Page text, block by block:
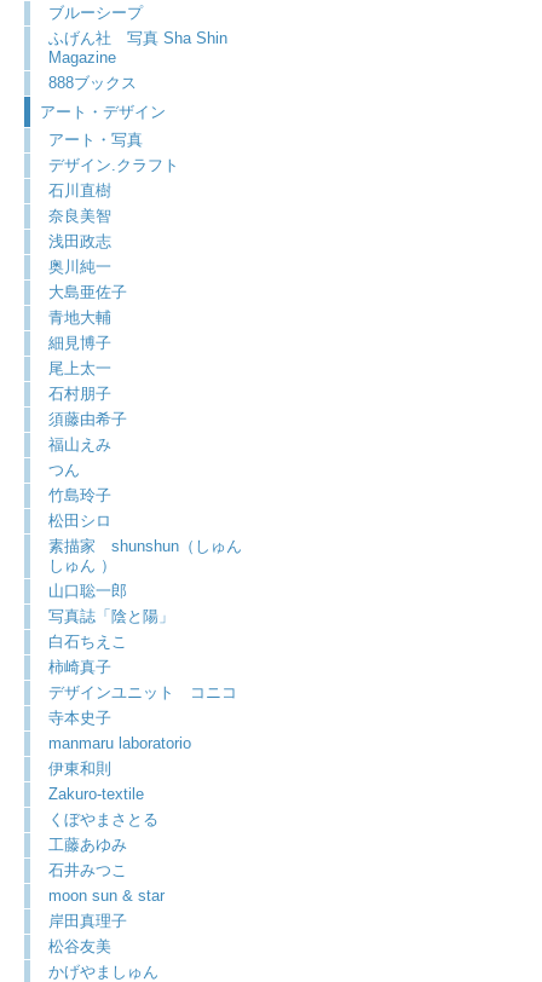
ブルーシープ
ふげん社 写真 Sha Shin
Magazine
888ブックス
アート・デザイン
アート・写真
デザイン.クラフト
石川直樹
奈良美智
浅田政志
奥川純一
大島亜佐子
青地大輔
細見博子
尾上太一
石村朋子
須藤由希子
福山えみ
つん
竹島玲子
松田シロ
素描家 shunshun（しゅん
しゅん ）
山口聡一郎
写真誌「陰と陽」
白石ちえこ
柿崎真子
デザインユニット コニコ
寺本史子
manmaru laboratorio
伊東和則
Zakuro-textile
くぼやまさとる
工藤あゆみ
石井みつこ
moon sun & star
岸田真理子
松谷友美
かげやましゅん